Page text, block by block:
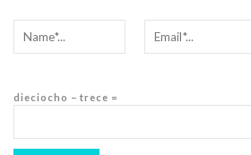
dieciocho − trece =